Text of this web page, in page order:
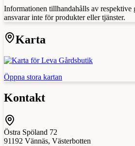
Informationen tillhandahålls av respektive
ansvarar inte för produkter eller tjänster.
Karta
Öppna stora kartan
Kontakt
Östra Spöland 72
91192 Vännäs, Västerbotten